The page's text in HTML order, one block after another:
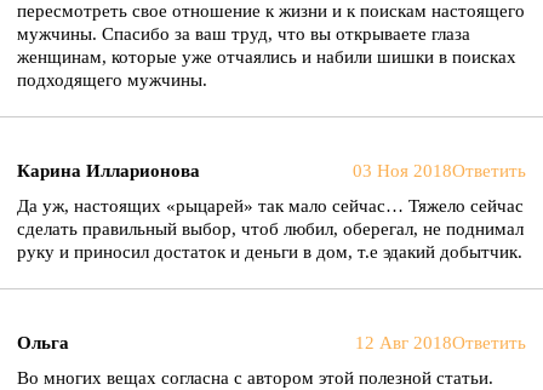
пересмотреть свое отношение к жизни и к поискам настоящего
мужчины. Спасибо за ваш труд, что вы открываете глаза
женщинам, которые уже отчаялись и набили шишки в поисках
подходящего мужчины.
Карина Илларионова 03 Ноя 2018Ответить
Да уж, настоящих «рыцарей» так мало сейчас… Тяжело сейчас
сделать правильный выбор, чтоб любил, оберегал, не поднимал
руку и приносил достаток и деньги в дом, т.е эдакий добытчик.
Ольга 12 Авг 2018Ответить
Во многих вещах согласна с автором этой полезной статьи.